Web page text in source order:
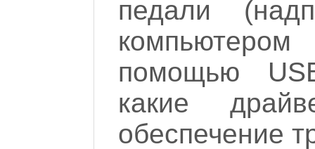
педали
помощью
какие
обеспечение